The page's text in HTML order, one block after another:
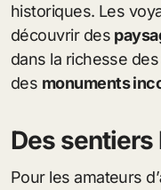
historiques. Les
découvrir des
dans la richesse des
des monuments
Des
Pour les amateurs d’